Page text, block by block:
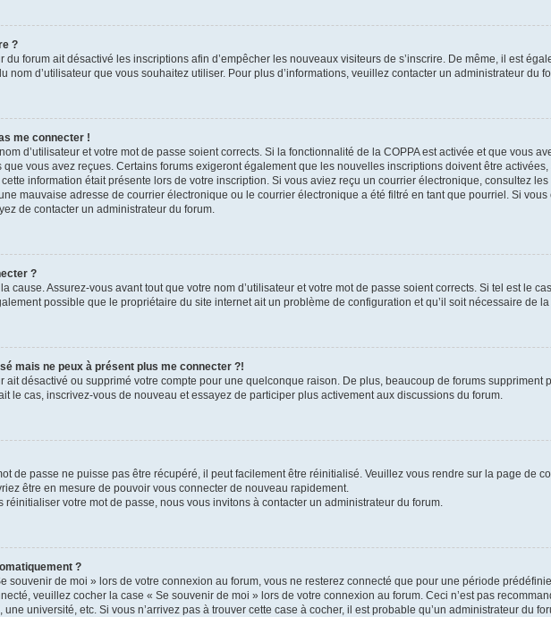
?
du forum ait désactivé les inscriptions afin d’empêcher les nouveaux visiteurs de s’inscrire. De même, il est
nom d’utilisateur que vous souhaitez utiliser. Pour plus d’informations, veuillez contacter un administrateur du
me connecter !
d’utilisateur et votre mot de passe soient corrects. Si la fonctionnalité de la COPPA est activée et que vous
vous avez reçues. Certains forums exigeront également que les nouvelles inscriptions doivent être
information était présente lors de votre inscription. Si vous aviez reçu un courrier électronique, consultez
mauvaise adresse de courrier électronique ou le courrier électronique a été filtré en tant que pourriel. Si
de contacter un administrateur du forum.
?
cause. Assurez-vous avant tout que votre nom d’utilisateur et votre mot de passe soient corrects. Si tel est le
possible que le propriétaire du site internet ait un problème de configuration et qu’il soit nécessaire de la
mais ne peux à présent plus me connecter ?!
ait désactivé ou supprimé votre compte pour une quelconque raison. De plus, beaucoup de forums
le cas, inscrivez-vous de nouveau et essayez de participer plus activement aux discussions du forum.
de passe ne puisse pas être récupéré, il peut facilement être réinitialisé. Veuillez vous rendre sur la page de
être en mesure de pouvoir vous connecter de nouveau rapidement.
votre mot de passe, nous vous invitons à contacter un administrateur du forum.
?
souvenir de moi » lors de votre connexion au forum, vous ne resterez connecté que pour une période
veuillez cocher la case « Se souvenir de moi » lors de votre connexion au forum. Ceci n’est pas
université, etc. Si vous n’arrivez pas à trouver cette case à cocher, il est probable qu’un administrateur du